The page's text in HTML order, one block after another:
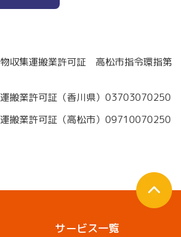
収集運搬業許可証 高松市指令環指第
搬業許可証（香川県）03703070250
搬業許可証（高松市）09710070250
サービス一覧